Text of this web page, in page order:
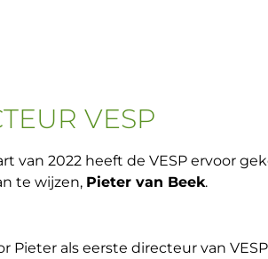
VESP
van 2022 heeft de VESP ervoor
te wijzen, Pieter van Beek.
Pieter als eerste directeur van